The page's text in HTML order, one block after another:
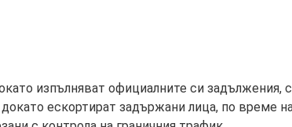
изпълняват официалните си задължения,
ескортират задържани лица, по време